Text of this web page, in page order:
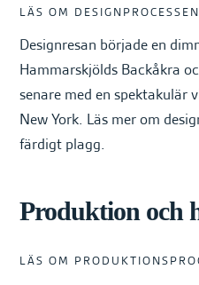
LÄS OM
Designresan började en
Hammarskjölds Backåkra
senare med en spektakulär
New York. Läs mer om
färdigt plagg.
Produktion och
LÄS OM